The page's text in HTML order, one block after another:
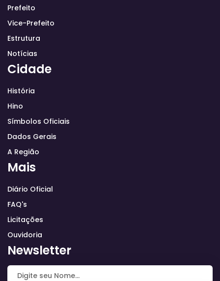
Prefeito
Vice-Prefeito
Estrutura
Notícias
Cidade
História
Hino
Símbolos Oficiais
Dados Gerais
A Região
Mais
Diário Oficial
FAQ's
Licitações
Ouvidoria
Newsletter